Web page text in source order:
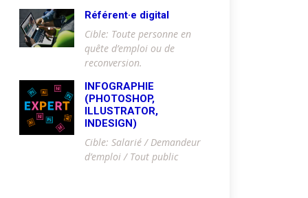
Référent·e digital
Cible: Toute personne en
quête d’emploi ou de
reconversion.
INFOGRAPHIE
(PHOTOSHOP,
ILLUSTRATOR,
INDESIGN)
Cible: Salarié / Demandeur
d’emploi / Tout public